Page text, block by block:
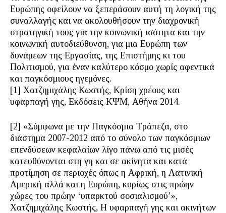
Ευρώπης οφείλουν να ξεπεράσουν αυτή τη λογική της
συναλλαγής και να ακολουθήσουν την διαχρονική
στρατηγική τους για την κοινωνική ισότητα και την
κοινωνική αυτοδιεύθυνση, για μια Ευρώπη των
δυνάμεων της Εργασίας, της Επιστήμης κι του
Πολιτισμού, για έναν καλύτερο κόσμο χωρίς αφεντικά
και παγκόσμιους ηγεμόνες.
[1] Χατζημιχάλης Κωστής, Κρίση χρέους και
υφαρπαγή γης, Εκδόσεις ΚΨΜ, Αθήνα 2014.
[2] «Σύμφωνα με την Παγκόσμια Τράπεζα, στο
διάστημα 2007-2012 από το σύνολο των παγκόσμιων
επενδύσεων κεφαλαίων λίγο πάνω από τις μισές
κατευθύνονται στη γη και σε ακίνητα και κατά
προτίμηση σε περιοχές όπως η Αφρική, η Λατινική
Αμερική αλλά και η Ευρώπη, κυρίως στις πρώην
χώρες του πρώην ‘υπαρκτού σοσιαλισμού’»,
Χατζημιχάλης Κωστής, Η υφαρπαγή γης και ακινήτων